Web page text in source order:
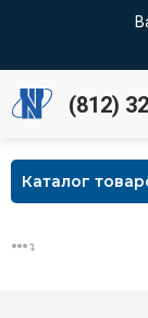
(812)
Каталог